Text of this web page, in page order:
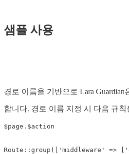
샘플 사용
경로 이름을 기반으로 Lara
합니다. 경로 이름 지정 시 다음 규
$page.$action
Route :: group ([ 'middleware' =>